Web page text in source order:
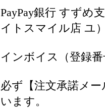
PayPay銀行 すずめ
イトスマイル店 ユ
インボイス（登録番
必ず【注文承諾メ
います。